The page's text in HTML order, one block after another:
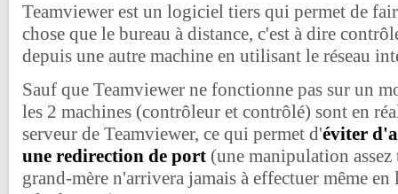
Teamviewer est un logiciel tiers qui permet de
chose que le bureau à distance, c'est à dire
depuis une autre machine en utilisant le réseau
Sauf que Teamviewer ne fonctionne pas sur un
les 2 machines (contrôleur et contrôlé) sont en
serveur de Teamviewer, ce qui permet d'éviter
une redirection de port (une manipulation
grand-mère n'arrivera jamais à effectuer même